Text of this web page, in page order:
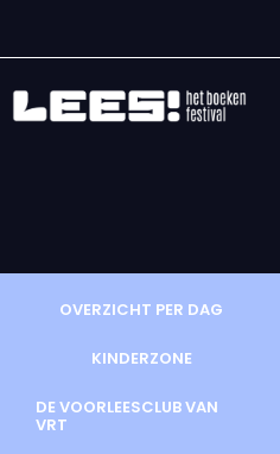
OVERZICHT PER DAG
KINDERZONE
DE VOORLEESCLUB VAN
VRT